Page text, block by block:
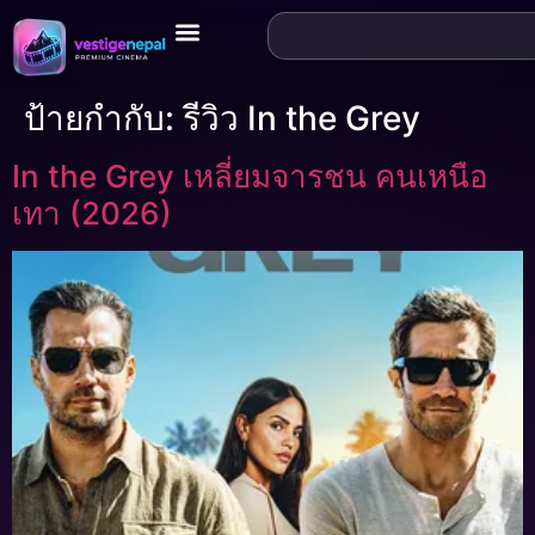
ป้ายกำกับ:รีวิว In the Grey
In the Grey เหลี่ยมจารชน คนเหนือ
เทา (2026)